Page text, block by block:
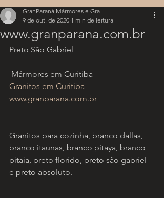
www.granparana.com.br
GranParaná Mármores e Gra
9 de out. de 2020 1 min de leitura
Preto São Gabriel
Mármores em Curitiba
Granitos em Curitiba
www.granparana.com.br
Granitos para cozinha, branco dallas,
branco itaunas, branco pitaya, branco
pitaia, preto florido, preto são gabriel
e preto absoluto.